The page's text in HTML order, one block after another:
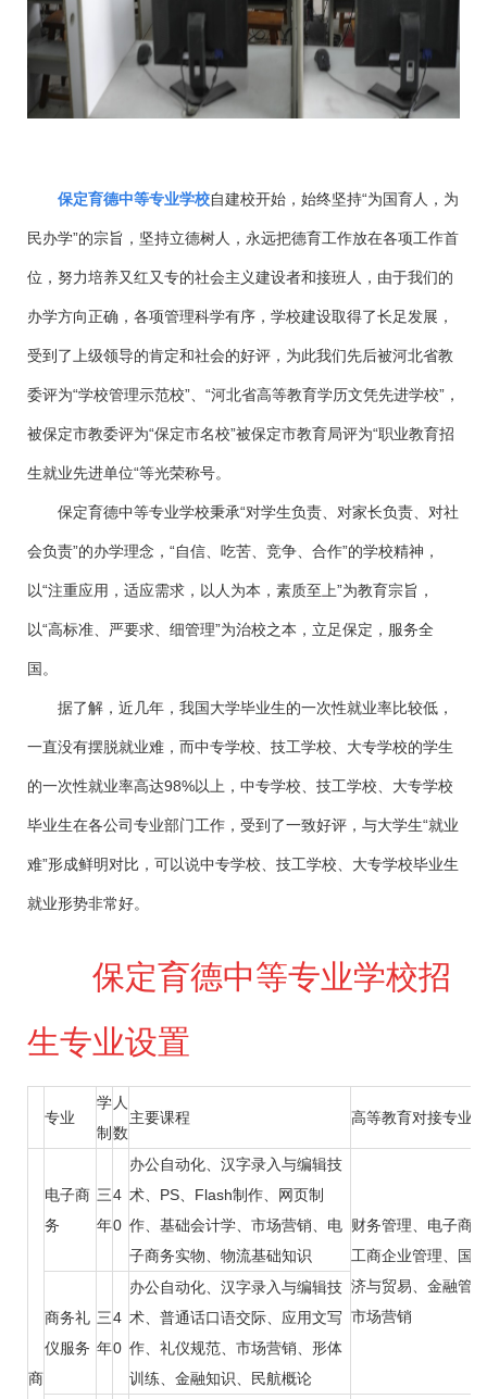
保定育德中等专业学校自建校开始，始终坚持“为国育人，为
民办学”的宗旨，坚持立德树人，永远把德育工作放在各项工作首
位，努力培养又红又专的社会主义建设者和接班人，由于我们的
办学方向正确，各项管理科学有序，学校建设取得了长足发展，
受到了上级领导的肯定和社会的好评，为此我们先后被河北省教
委评为“学校管理示范校”、“河北省高等教育学历文凭先进学校”，
被保定市教委评为“保定市名校”被保定市教育局评为“职业教育招
生就业先进单位“等光荣称号。
保定育德中等专业学校秉承“对学生负责、对家长负责、对社
会负责”的办学理念，“自信、吃苦、竞争、合作”的学校精神，
以“注重应用，适应需求，以人为本，素质至上”为教育宗旨，
以“高标准、严要求、细管理”为治校之本，立足保定，服务全
国。
据了解，近几年，我国大学毕业生的一次性就业率比较低，
一直没有摆脱就业难，而中专学校、技工学校、大专学校的学生
的一次性就业率高达98%以上，中专学校、技工学校、大专学校
毕业生在各公司专业部门工作，受到了一致好评，与大学生“就业
难”形成鲜明对比，可以说中专学校、技工学校、大专学校毕业生
就业形势非常好。
保定育德中等专业学校招
生专业设置
专业
学
制
人
数
主要课程 高等教育对接专业
商
电子商
务
三
年
4
0
办公自动化、汉字录入与编辑技
术、PS、Flash制作、网页制
作、基础会计学、市场营销、电
子商务实物、物流基础知识
财务管理、电子商
工商企业管理、国
济与贸易、金融管
市场营销
商务礼
仪服务
三
年
4
0
办公自动化、汉字录入与编辑技
术、普通话口语交际、应用文写
作、礼仪规范、市场营销、形体
训练、金融知识、民航概论